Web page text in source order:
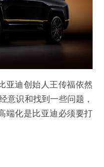
亚迪创始人王传福依然
意识和找到一些问题，
端化是比亚迪必须要打